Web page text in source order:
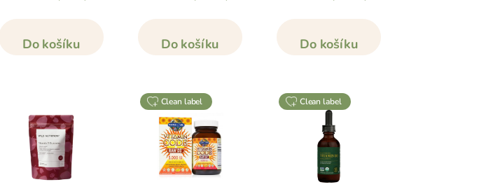
Do košíku Do košíku Do košíku
clean label clean label